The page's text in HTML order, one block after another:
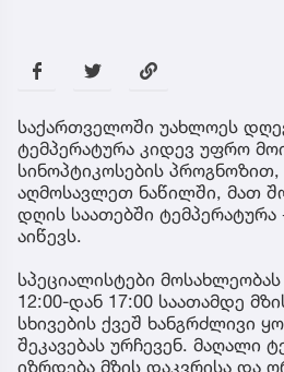
საქართველოში უახლოეს
ტემპერატურა კიდევ უფრო
სინოპტიკოსების პროგნოზით,
აღმოსავლეთ ნაწილში, მათ
დღის საათებში ტემპერატურა
აიწევს.
სპეციალისტები
12:00-დან 17:00 საათამდე
სხივების ქვეშ ხანგრძლივი
შეკავებას ურჩევენ. მაღალი
იზრდება მზის დაკვრისა და